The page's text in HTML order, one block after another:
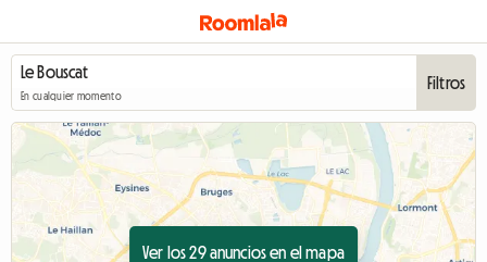
En cualquier momento
Filtros
Ver los 29 anuncios en el mapa